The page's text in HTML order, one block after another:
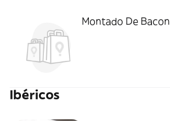
Montado De Bacon
Ibéricos